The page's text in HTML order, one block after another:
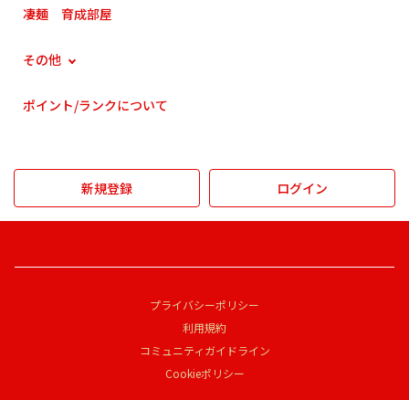
凄麺 育成部屋
その他
ポイント/ランクについて
新規登録 ログイン
プライバシーポリシー
利用規約
コミュニティガイドライン
Cookieポリシー